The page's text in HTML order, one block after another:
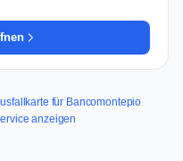
für Bancomontepio
anzeigen